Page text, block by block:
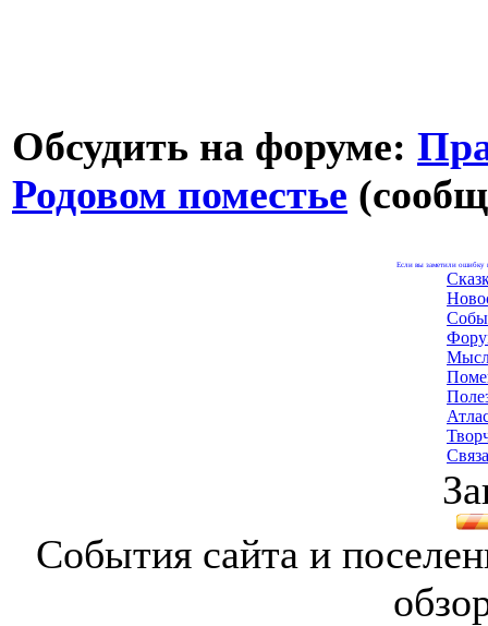
Обсудить на форуме:
Родовом поместье
Если вы заметили ошибку
События сайта и